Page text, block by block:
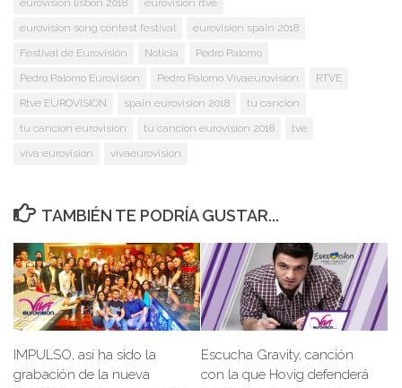
eurovision lisbon 2018
eurovision rtve
eurovision song contest festival
eurovision spain 2018
Festival de Eurovisión
Noticia
Pedro Palomo
Pedro Palomo Eurovision
Pedro Palomo Vivaeurovision
RTVE
Rtve EUROVISION
spain eurovision 2018
tu cancion
tu cancion eurovision
tu cancion eurovision 2018
tve
viva eurovision
vivaeurovision
TAMBIÉN TE PODRÍA GUSTAR...
IMPULSO, así ha sido la
grabación de la nueva
Escucha Gravity, canción
con la que Hovig defenderá